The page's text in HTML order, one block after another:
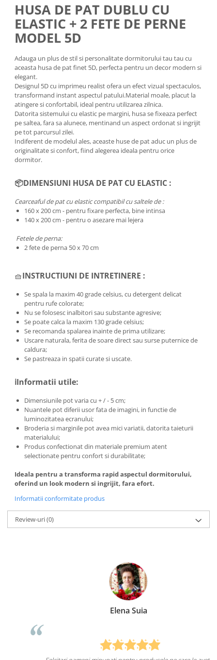
HUSA DE PAT DUBLU CU
ELASTIC + 2 FETE DE PERNE
MODEL 5D
Adauga un plus de stil si personalitate dormitorului tau tau cu
aceasta husa de pat finet 5D, perfecta pentru un decor modern si
elegant.
Designul 5D cu imprimeu realist ofera un efect vizual spectaculos,
transformand instant aspectul patului.Material moale, placut la
atingere si confortabil, ideal pentru utilizarea zilnica.
Datorita sistemului cu elastic pe margini, husa se fixeaza perfect
pe saltea, fara sa alunece, mentinand un aspect ordonat si ingrijit
pe tot parcursul zilei.
Indiferent de modelul ales, aceaste huse de pat aduc un plus de
originalitate si confort, fiind alegerea ideala pentru orice
dormitor.
📦DIMENSIUNI HUSA DE PAT CU ELASTIC :
Cearceaful de pat cu elastic compatibil cu saltele de :
160 x 200 cm - pentru fixare perfecta, bine intinsa
140 x 200 cm - pentru o asezare mai lejera
Fetele de perna:
2 fete de perna 50 x 70 cm
🧺INSTRUCTIUNI DE INTRETINERE :
Se spala la maxim 40 grade celsius, cu detergent delicat
pentru rufe colorate;
Nu se folosesc inalbitori sau substante agresive;
Se poate calca la maxim 130 grade celsius;
Se recomanda spalarea inainte de prima utilizare;
Uscare naturala, ferita de soare direct sau surse puternice de
caldura;
Se pastreaza in spatii curate si uscate.
ℹ️Informatii utile:
Dimensiunile pot varia cu + / - 5 cm;
Nuantele pot diferii usor fata de imagini, in functie de
luminozitatea ecranului;
Broderia si marginile pot avea mici variatii, datorita taieturii
materialului;
Produs confectionat din materiale premium atent
selectionate pentru confort si durabilitate;
Ideala pentru a transforma rapid aspectul dormitorului,
oferind un look modern si ingrijit, fara efort.
Informatii conformitate produs
Review-uri(0)
Elena Suia